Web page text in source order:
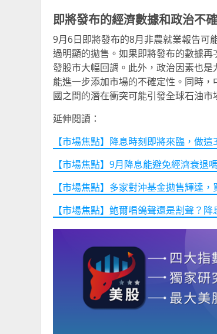
即將發布的經濟數據和政治不
9月6日即將發布的8月非農就業報告可
過明顯的拋售。如果即將發布的數據
發股市大幅回調。此外，政治因素也
能進一步添加市場的不確定性。同時
國之間的潛在衝突可能引發全球石油
延伸閱讀：
【市場焦點】降息時刻即將來臨，做這
【市場焦點】9月降息能避免經濟衰退
【市場焦點】多家對沖基金拋售輝達
【市場焦點】鮑爾唱鴿聲還是割聲？